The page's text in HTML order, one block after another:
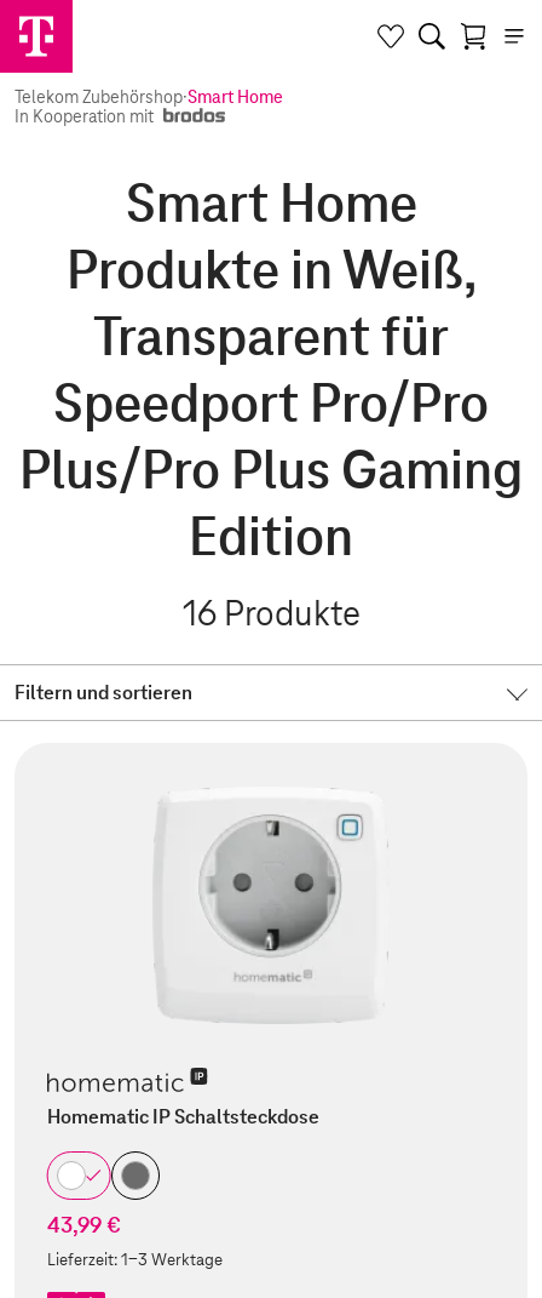
Telekom Zubehörshop·Smart Home
In Kooperation mit
Smart Home
Produkte in Weiß,
Transparent für
Speedport Pro/Pro
Plus/Pro Plus Gaming
Edition
16 Produkte
Filtern und sortieren
Homematic IP Schaltsteckdose
43,99 €
Lieferzeit:1-3 Werktage